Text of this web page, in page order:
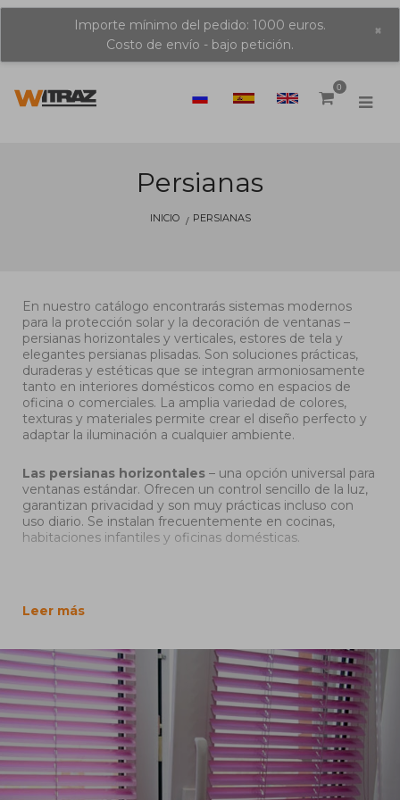
Importe mínimo del pedido: 1000 euros.
Costo de envío - bajo petición.
×
0
Persianas
INICIO PERSIANAS
En nuestro catálogo encontrarás sistemas modernos
para la protección solar y la decoración de ventanas –
persianas horizontales y verticales, estores de tela y
elegantes persianas plisadas. Son soluciones prácticas,
duraderas y estéticas que se integran armoniosamente
tanto en interiores domésticos como en espacios de
oficina o comerciales. La amplia variedad de colores,
texturas y materiales permite crear el diseño perfecto y
adaptar la iluminación a cualquier ambiente.
Las persianas horizontales – una opción universal para
ventanas estándar. Ofrecen un control sencillo de la luz,
garantizan privacidad y son muy prácticas incluso con
uso diario. Se instalan frecuentemente en cocinas,
habitaciones infantiles y oficinas domésticas.
Amplían visualmente el espacio y permiten regular la luz
Los estores enrollables
– una alternativa
contemporánea a las cortinas tradicionales, ocupan poco
espacio y lucen ordenados en cualquier ventana. Los
tejidos con diferentes niveles de opacidad – desde
filtrado suave de la luz hasta blackout total – son ideales
para dormitorios, salones y oficinas donde se busca
privacidad y confort.
Leer más